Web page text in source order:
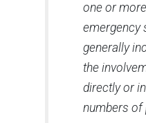
one or
emergency
generally
the
directly or
numbers of